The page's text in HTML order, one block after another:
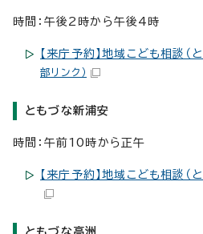
時間：午後2時から午後4時
【来庁予約】地域こども相談（
部リンク）
ともづな新浦安
時間：午前10時から正午
【来庁予約】地域こども相談（
ともづな高洲